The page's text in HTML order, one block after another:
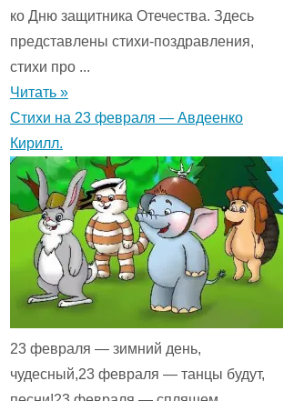
ко Дню защитника Отечества. Здесь
представлены стихи-поздравления,
стихи про ...
Читать »
Стихи на 23 февраля — Авдеенко
Кирилл.
23 февраля — зимний день,
чудесный,23 февраля — танцы будут,